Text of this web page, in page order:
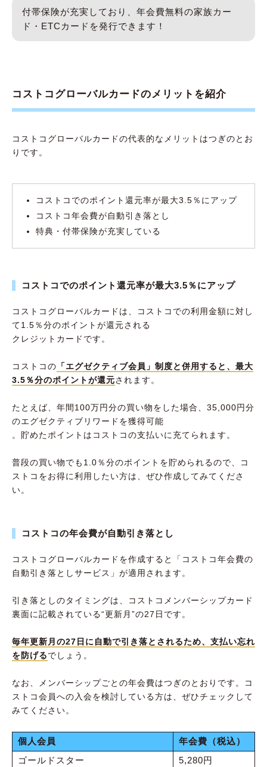
付帯保険が充実しており、年会費無料の家族カー
ド・ETCカードを発行できます！
コストコグローバルカードのメリットを紹介
コストコグローバルカードの代表的なメリットはつぎのとお
りです。
コストコでのポイント還元率が最大3.5％にアップ
コストコ年会費が自動引き落とし
特典・付帯保険が充実している
コストコでのポイント還元率が最大3.5％にアップ
コストコグローバルカードは、コストコでの利用金額に対し
て1.5％分のポイントが還元される
クレジットカードです。
コストコの 「エグゼクティブ会員」制度と併用すると、最大
3.5％分のポイントが還元されます。
たとえば、年間100万円分の買い物をした場合、35,000円分
のエグゼクティブリワードを獲得可能
。貯めたポイントはコストコの支払いに充てられます。
普段の買い物でも1.0％分のポイントを貯められるので、コ
ストコをお得に利用したい方は、ぜひ作成してみてくださ
い。
コストコの年会費が自動引き落とし
コストコグローバルカードを作成すると「コストコ年会費の
自動引き落としサービス」が適用されます。
引き落としのタイミングは、コストコメンバーシップカード
裏面に記載されている“更新月”の27日です。
毎年更新月の27日に自動で引き落とされるため、支払い忘れ
を防げるでしょう。
なお、メンバーシップごとの年会費はつぎのとおりです。コ
ストコ会員への入会を検討している方は、ぜひチェックして
みてください。
個人会員
年会費（税込）
ゴールドスター
5,280円